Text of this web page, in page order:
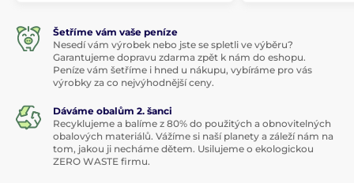
Šetříme vám vaše peníze
Nesedí vám výrobek nebo jste se spletli ve výběru?
Garantujeme dopravu zdarma zpět k nám do eshopu.
Peníze vám šetříme i hned u nákupu, vybíráme pro vás
výrobky za co nejvýhodnější ceny.
Dáváme obalům 2. šanci
Recyklujeme a balíme z 80% do použitých a obnovitelných
obalových materiálů. Vážíme si naší planety a záleží nám na
tom, jakou ji necháme dětem. Usilujeme o ekologickou
ZERO WASTE firmu.